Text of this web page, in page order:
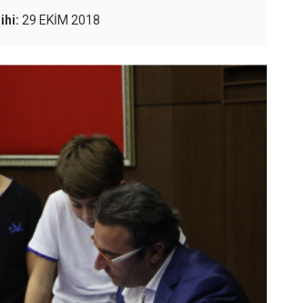
söz veriyoruz. Büyüksün Atam,
29 EKİM 2018